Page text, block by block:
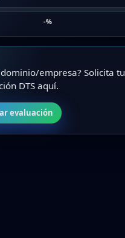
-%
empresa? Solicita tu
DTS aquí.
evaluación